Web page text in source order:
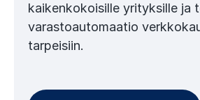
kaikenkokoisille yrityksille ja
varastoautomaatio
tarpeisiin.